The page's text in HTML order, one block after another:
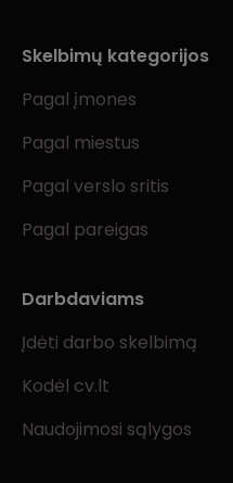
Skelbimų kategorijos
Pagal įmones
Pagal miestus
Pagal verslo sritis
Pagal pareigas
Darbdaviams
Įdėti darbo skelbimą
Kodėl cv.lt
Naudojimosi sąlygos